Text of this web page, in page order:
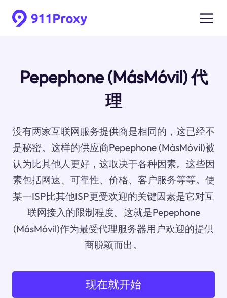
Pepephone (MásMóvil) 代
理
没有两家互联网服务提供商是相同的，这已经不
是秘密。这样的供应商Pepephone (MásMóvil)被
认为比其他人更好，这取决于各种因素。这些因
素包括网速、可靠性、价格、客户服务等等。使
某一ISP比其他ISP更受欢迎的关键因素是它对互
联网接入的限制程度。这就是Pepephone
(MásMóvil)作为最受代理服务器用户欢迎的提供
商脱颖而出。
现在就开始